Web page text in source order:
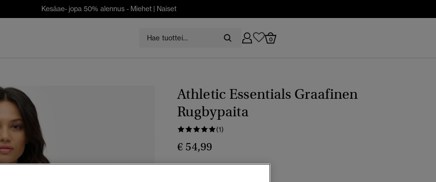
Kesäae- jopa 50% alennus - Miehet | Naiset
0
Athletic Essentials Graafinen
Rugbypaita
(1)
€ 54,99